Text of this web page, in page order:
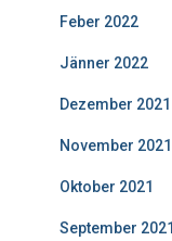
Feber 2022
Jänner 2022
Dezember 2021
November 2021
Oktober 2021
September 2021